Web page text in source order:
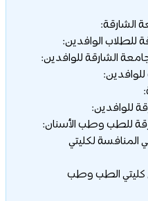
الشارقة:
للطلاب الوافدين:
الشارقة للوافدين:
للوافدين:
للطب وطب الأسنان:
المنافسة لكليتي
كليتي الطب وطب